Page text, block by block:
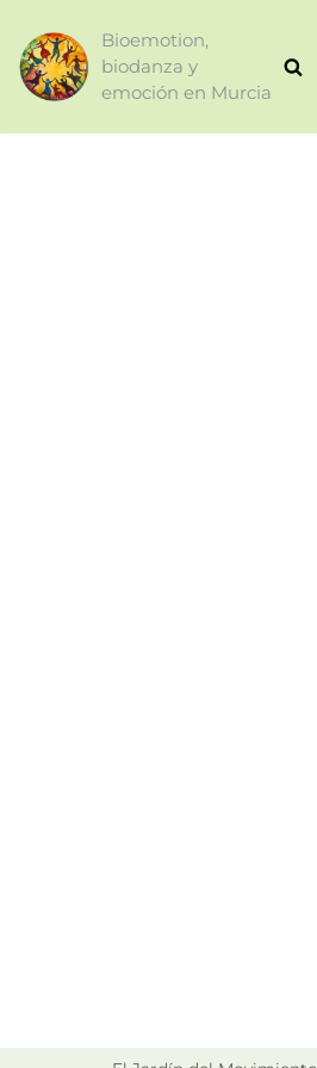
Saltar
al
Bioemotion,
biodanza y
emoción en Murcia